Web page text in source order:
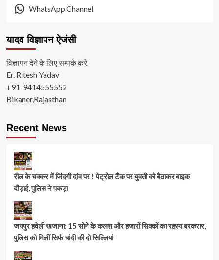
WhatsApp Channel
यादव विज्ञापन ऐजंसी
विज्ञापन देने के लिए सम्पर्क करे.
Er. Ritesh Yadav
+91-9414555552
Bikaner,Rajasthan
Recent News
रील के चक्कर में जिंदगी दांव पर ! पेट्रोल टैंक पर युवती को बैठाकर बाइक
दौड़ाई, पुलिस ने पकड़ा
जयपुर हवेली खजाना: 15 सोने के कलश और हजारों सिक्कों का रहस्य बरकरार,
पुलिस को मिलीं सिर्फ चांदी की दो सिल्लियां